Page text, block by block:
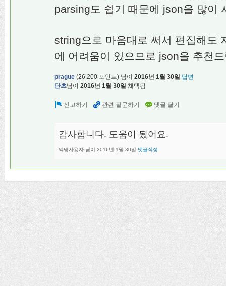
parsing도 쉽기 때문에 json을 많이
string으로 마음대로 써서 편집해도
에 어려움이 있으므로 json을 추천
prague (26,200 포인트) 님이 2016년 1월 30일 답변
단초님이 2016년 1월 30일 채택됨
감사합니다. 도움이 됬어요.
익명사용자 님이 2016년 1월 30일 댓글작성